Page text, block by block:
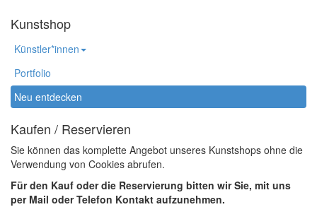
Kunstshop
Künstler*innen
Portfolio
Neu entdecken
Kaufen / Reservieren
Sie können das komplette Angebot unseres Kunstshops ohne die
Verwendung von Cookies abrufen.
Für den Kauf oder die Reservierung bitten wir Sie, mit uns
per Mail oder Telefon Kontakt aufzunehmen.